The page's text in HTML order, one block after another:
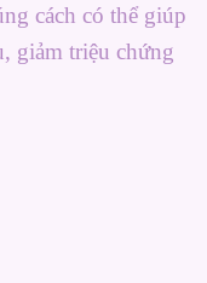
cách có thể giúp
giảm triệu chứng